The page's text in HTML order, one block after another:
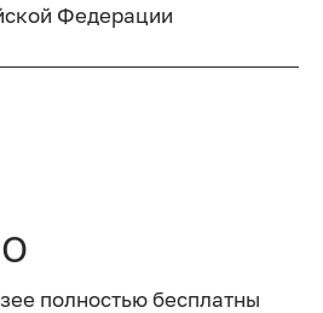
Федерации
полностью бесплатны